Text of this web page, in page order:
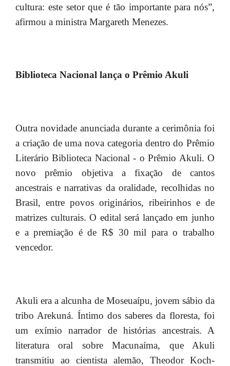
cultura: este setor que é tão importante para nós”,
afirmou a ministra Margareth Menezes.
Biblioteca Nacional lança o Prêmio Akuli
Outra novidade anunciada durante a cerimônia foi
a criação de uma nova categoria dentro do Prêmio
Literário Biblioteca Nacional - o Prêmio Akuli. O
novo prêmio objetiva a fixação de cantos
ancestrais e narrativas da oralidade, recolhidas no
Brasil, entre povos originários, ribeirinhos e de
matrizes culturais. O edital será lançado em junho
e a premiação é de R$ 30 mil para o trabalho
vencedor.
Akuli era a alcunha de Moseuaípu, jovem sábio da
tribo Arekuná. Íntimo dos saberes da floresta, foi
um exímio narrador de histórias ancestrais. A
literatura oral sobre Macunaíma, que Akuli
transmitiu ao cientista alemão, Theodor Koch-